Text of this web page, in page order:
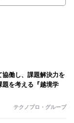
協働し、課題解決力を
を考える『越境学
テクノプロ・グループ